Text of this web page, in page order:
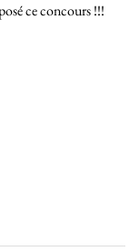
ce concours !!!